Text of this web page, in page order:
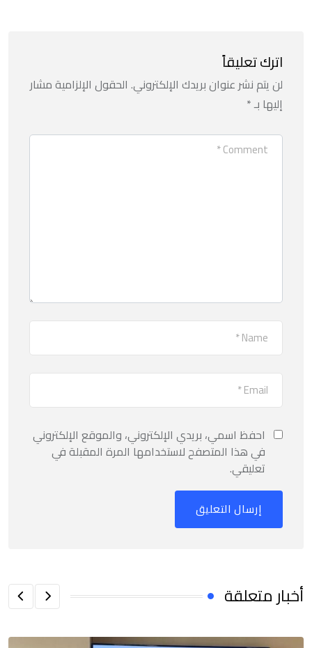
اترك تعليقاً
لن يتم نشر عنوان بريدك الإلكتروني. الحقول الإلزامية مشار
إليها بـ*
احفظ اسمي، بريدي الإلكتروني، والموقع الإلكتروني
في هذا المتصفح لاستخدامها المرة المقبلة في
تعليقي.
أخبار متعلقة